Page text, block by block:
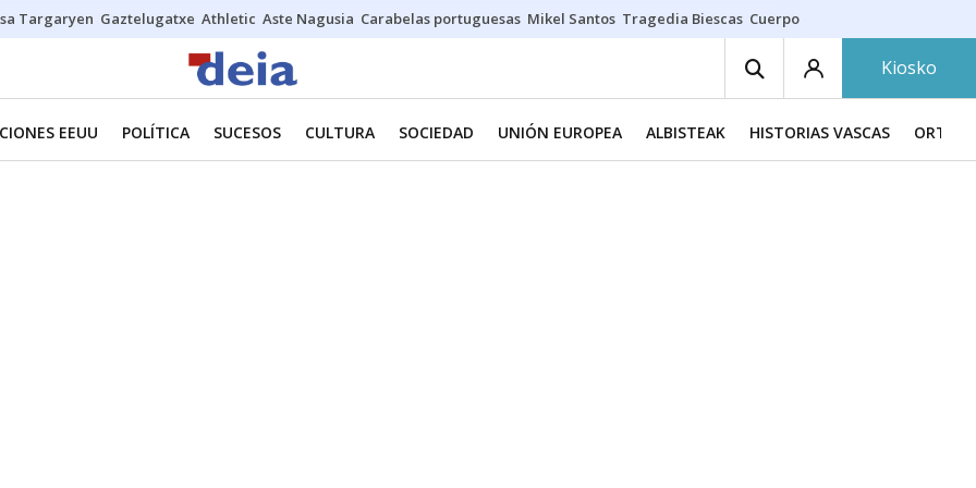
Targaryen Gaztelugatxe Athletic Aste Nagusia Carabelas portuguesas Mikel Santos Tragedia Biescas Cuerpo ría
Kiosko
EEUU POLÍTICA SUCESOS CULTURA SOCIEDAD UNIÓN EUROPEA ALBISTEAK HISTORIAS VASCAS